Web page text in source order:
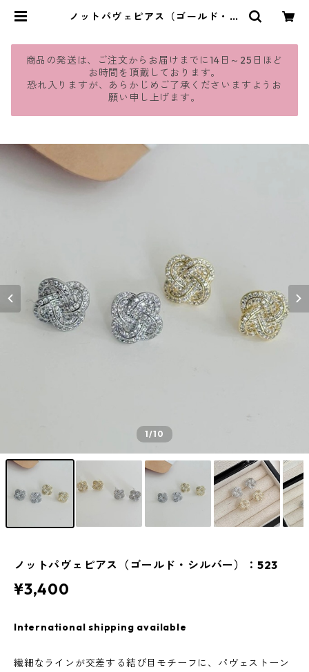
ノットパヴェピアス（ゴールド・シ
商品の発送は、ご注文からお届けまでに14日～25日ほど
お時間を頂戴しております。
恐れ入りますが、あらかじめご了承くださいますようお
願い申し上げます。
1/10
ノットパヴェピアス（ゴールド・シルバー）：523
¥3,400
International shipping available
繊細なラインが交差する結び目モチーフに、パヴェストーン